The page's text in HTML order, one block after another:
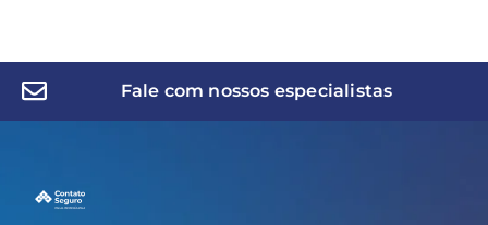
Fale com nossos especialistas